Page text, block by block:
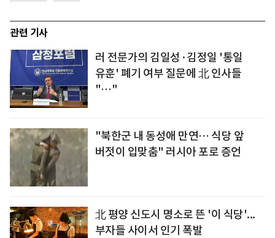
관련 기사
러 전문가의 김일성·김정일 '통일
유훈' 폐기 여부 질문에 北 인사들
"…"
"북한군 내 동성애 만연… 식당 앞
버젓이 입맞춤" 러시아 포로 증언
北 평양 신도시 명소로 뜬 '이 식당'...
부자들 사이서 인기 폭발